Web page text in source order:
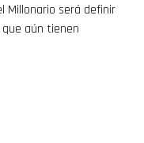
Millonario será definir
aún tienen